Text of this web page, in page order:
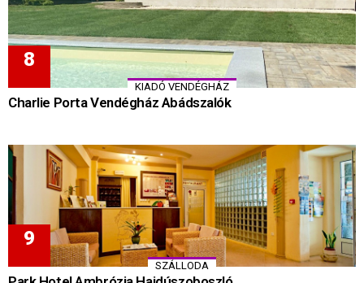
KIADÓ VENDÉGHÁZ
Charlie Porta Vendégház Abádszalók
SZÁLLODA